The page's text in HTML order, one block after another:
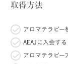
取得方法
アロマテラピー
AEAJに入会する
アロマテラピー